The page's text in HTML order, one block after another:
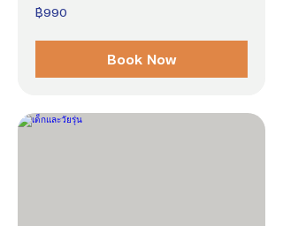
990
บาท
฿990
Book Now